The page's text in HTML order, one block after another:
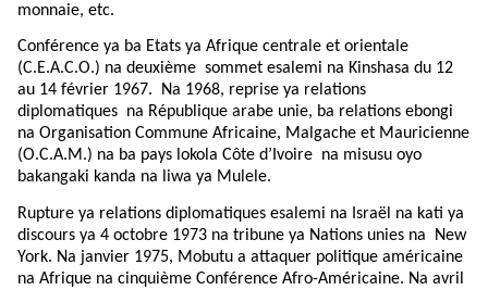
monnaie, etc.
Conférence ya ba Etats ya Afrique centrale et orientale
(C.E.A.C.O.) na deuxième sommet esalemi na Kinshasa du 12
au 14 février 1967. Na 1968, reprise ya relations
diplomatiques na République arabe unie, ba relations ebongi
na Organisation Commune Africaine, Malgache et Mauricienne
(O.C.A.M.) na ba pays lokola Côte d’Ivoire na misusu oyo
bakangaki kanda na liwa ya Mulele.
Rupture ya relations diplomatiques esalemi na Israël na kati ya
discours ya 4 octobre 1973 na tribune ya Nations unies na
New
York. Na janvier 1975, Mobutu a attaquer politique américaine
na Afrique na cinquième Conférence Afro-Américaine. Na avril